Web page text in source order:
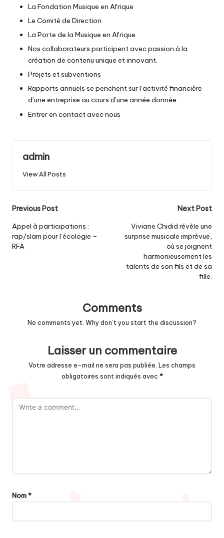
La Fondation Musique en Afrique
Le Comité de Direction
La Porte de la Musique en Afrique
Nos collaborateurs participent avec passion à la
création de contenu unique et innovant.
Projets et subventions
Rapports annuels se penchent sur l’activité financière
d’une entreprise au cours d’une année donnée.
Entrer en contact avec nous
admin
View All Posts
Post
navigation
Previous Post
Appel à participations :
rap/slam pour l’écologie –
RFA
Next Post
Viviane Chidid révèle une
surprise musicale imprévue,
où se joignent
harmonieusement les
talents de son fils et de sa
fille.
Comments
No comments yet. Why don’t you start the discussion?
Laisser un commentaire
Votre adresse e-mail ne sera pas publiée. Les champs
obligatoires sont indiqués avec *
Nom*